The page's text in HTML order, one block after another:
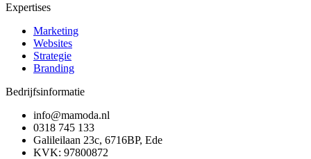
Expertises
Marketing
Websites
Strategie
Branding
Bedrijfsinformatie
info@mamoda.nl
0318 745 133
Galileilaan 23c, 6716BP, Ede
KVK: 97800872